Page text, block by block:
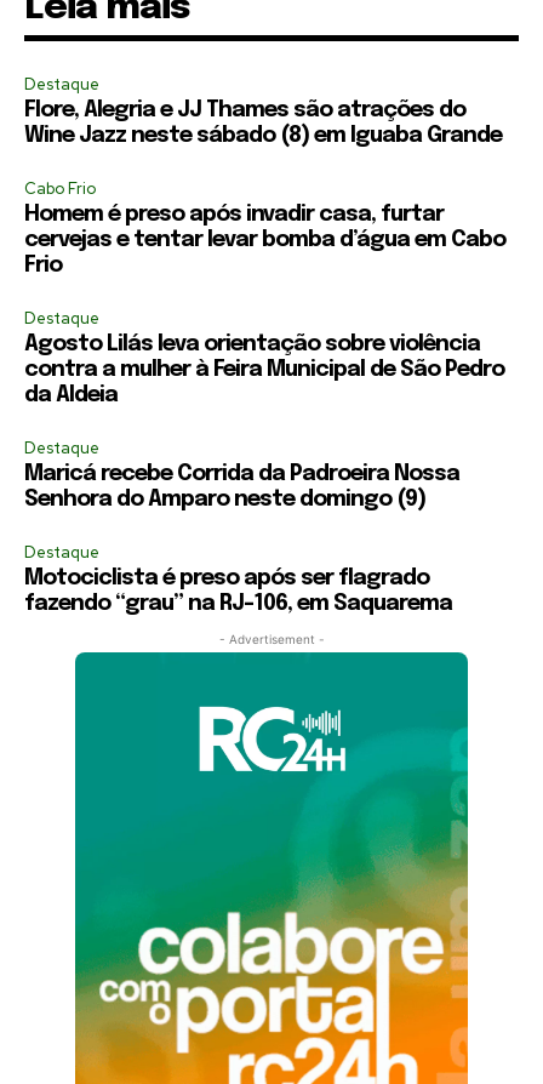
Leia mais
Destaque
Flore, Alegria e JJ Thames são atrações do
Wine Jazz neste sábado (8) em Iguaba Grande
Cabo Frio
Homem é preso após invadir casa, furtar
cervejas e tentar levar bomba d’água em Cabo
Frio
Destaque
Agosto Lilás leva orientação sobre violência
contra a mulher à Feira Municipal de São Pedro
da Aldeia
Destaque
Maricá recebe Corrida da Padroeira Nossa
Senhora do Amparo neste domingo (9)
Destaque
Motociclista é preso após ser flagrado
fazendo “grau” na RJ-106, em Saquarema
- Advertisement -